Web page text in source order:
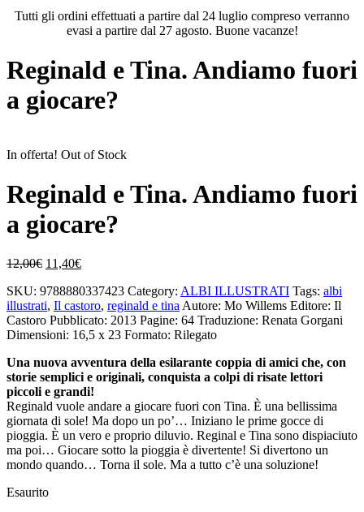
Tutti gli ordini effettuati a partire dal 24 luglio compreso verranno
evasi a partire dal 27 agosto. Buone vacanze!
Reginald e Tina. Andiamo fuori
a giocare?
In offerta! Out of Stock
Reginald e Tina. Andiamo fuori
a giocare?
12,00€ Il
originale
era:
12,00€.
11,40€Il
attuale
è:
11,40€.
SKU: 9788880337423 Category: ALBI ILLUSTRATI Tags: albi
illustrati, Il castoro, reginald e tinaAutore: Mo Willems Editore: Il
Castoro Pubblicato: 2013 Pagine: 64 Traduzione: Renata Gorgani
Dimensioni: 16,5 x 23 Formato: Rilegato
Una nuova avventura della esilarante coppia di amici che, con
storie semplici e originali, conquista a colpi di risate lettori
piccoli e grandi!
Reginald vuole andare a giocare fuori con Tina. È una bellissima
giornata di sole! Ma dopo un po’… Iniziano le prime gocce di
pioggia. È un vero e proprio diluvio. Reginal e Tina sono dispiaciuto
ma poi… Giocare sotto la pioggia è divertente! Si divertono un
mondo quando… Torna il sole. Ma a tutto c’è una soluzione!
Esaurito